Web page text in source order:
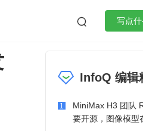
 写点什
作
微服务架构InfoQ 编辑
1
MiniMax H3 团队
要开源，图像模型